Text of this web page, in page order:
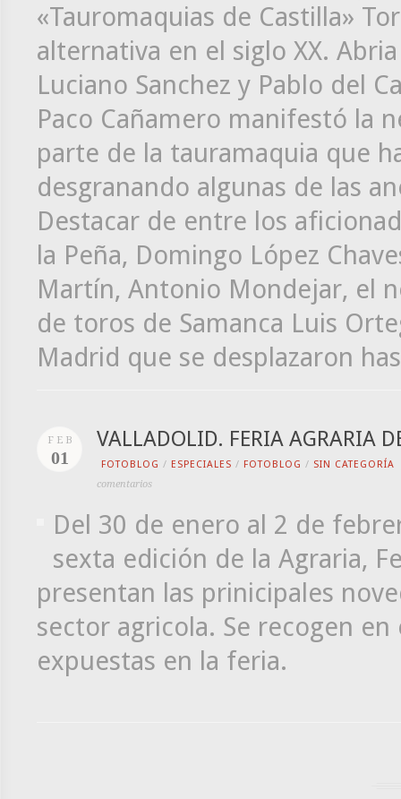
«Tauromaquias de Castilla»
alternativa en el siglo XX.
Luciano Sanchez y Pablo del
Paco Cañamero manifestó la
parte de la tauramaquia que
desgranando algunas de las
Destacar de entre los
la Peña, Domingo López
Martín, Antonio Mondejar, el
de toros de Samanca Luis
Madrid que se desplazaron
FEB
01
VALLADOLID. FERIA AGRARIA
FOTOBLOG / ESPECIALES / FOTOBLOG / SIN CATEGORÍA
comentarios
Del 30 de enero al 2 de
sexta edición de la Agraria,
presentan las prinicipales
sector agricola. Se recogen
expuestas en la feria.